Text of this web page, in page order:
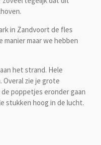
in Zandvoort de fles
maar we hebben
het strand. Hele
Overal zie je grote
poppetjes eronder gaan
stukken hoog in de lucht.